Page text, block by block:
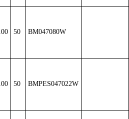
50 BM047080W
50 BMPES047022W